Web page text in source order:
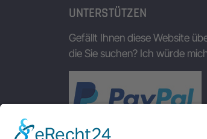
UNTERSTÜTZEN
Gefällt Ihnen diese Website
die Sie suchen? Ich würde